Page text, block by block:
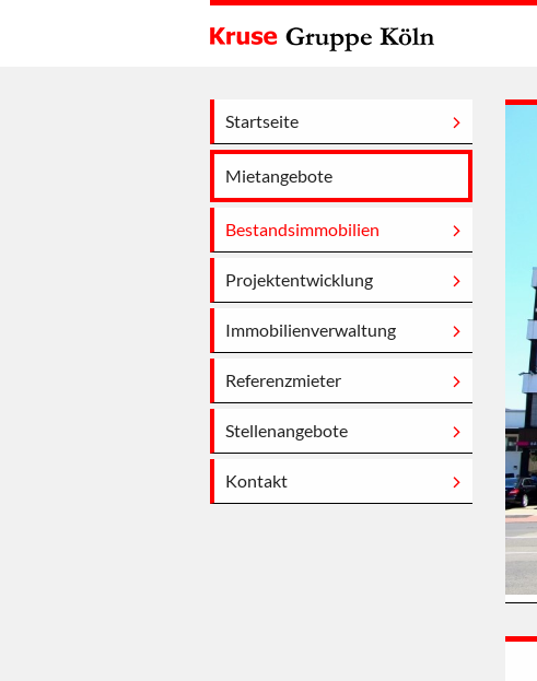
Startseite
Mietangebote
Bestandsimmobilien
Projektentwicklung
Immobilienverwaltung
Referenzmieter
Stellenangebote
Kontakt